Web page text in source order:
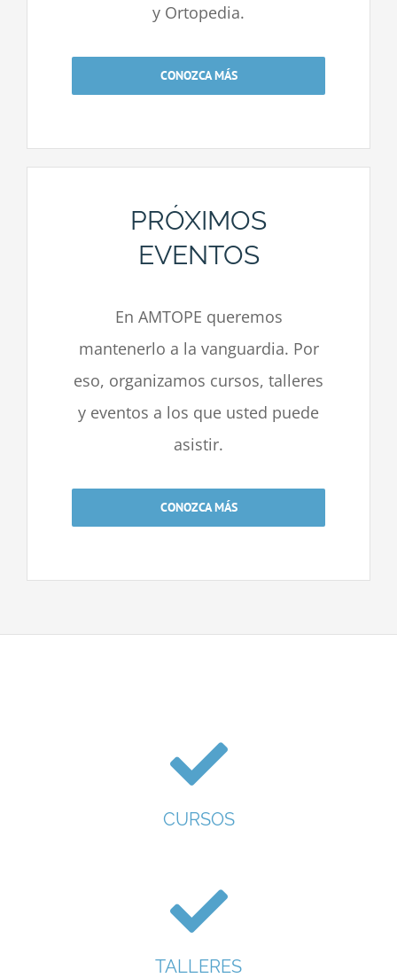
y Ortopedia.
CONOZCA MÁS
PRÓXIMOS
EVENTOS
En AMTOPE queremos
mantenerlo a la vanguardia. Por
eso, organizamos cursos, talleres
y eventos a los que usted puede
asistir.
CONOZCA MÁS
CURSOS
TALLERES